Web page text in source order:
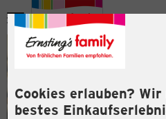
Cookies erlauben?
bestes
Menü